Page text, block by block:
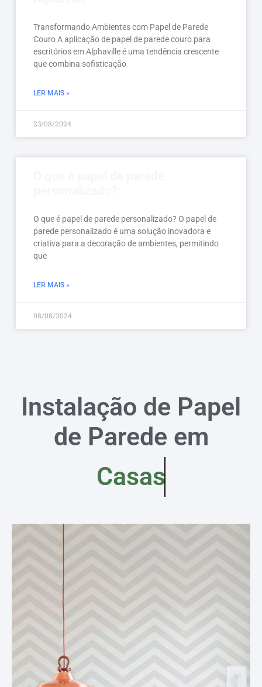
Transformando Ambientes com Papel de Parede
Couro A aplicação de papel de parede couro para
escritórios em Alphaville é uma tendência crescente
que combina sofisticação
LER MAIS »
23/08/2024
O que é papel de parede personalizado? O papel de
parede personalizado é uma solução inovadora e
criativa para a decoração de ambientes, permitindo
que
LER MAIS »
08/08/2024
Instalação de Papel
de Parede em
Casas